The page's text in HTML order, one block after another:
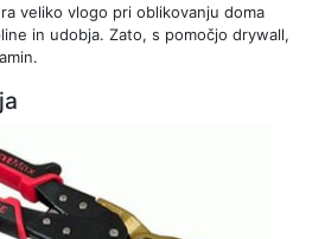
veliko vlogo pri oblikovanju doma
in udobja. Zato, s pomočjo drywall,